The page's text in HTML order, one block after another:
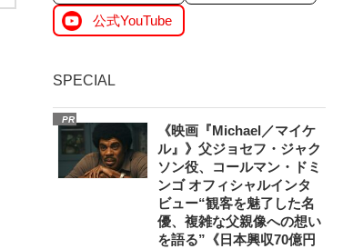
公式YouTube
SPECIAL
PR
《映画『Michael／マイケ
ル』》父ジョセフ・ジャク
ソン役、コールマン・ドミ
ンゴ オフィシャルインタ
ビュー“観客を魅了した名
優、複雑な父親像への想い
を語る”《日本興収70億円